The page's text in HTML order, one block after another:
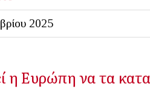
2025
η Ευρώπη να τα